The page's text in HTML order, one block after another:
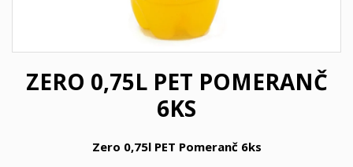
ZERO 0,75L PET POMERANČ
6KS
Zero 0,75l PET Pomeranč 6ks